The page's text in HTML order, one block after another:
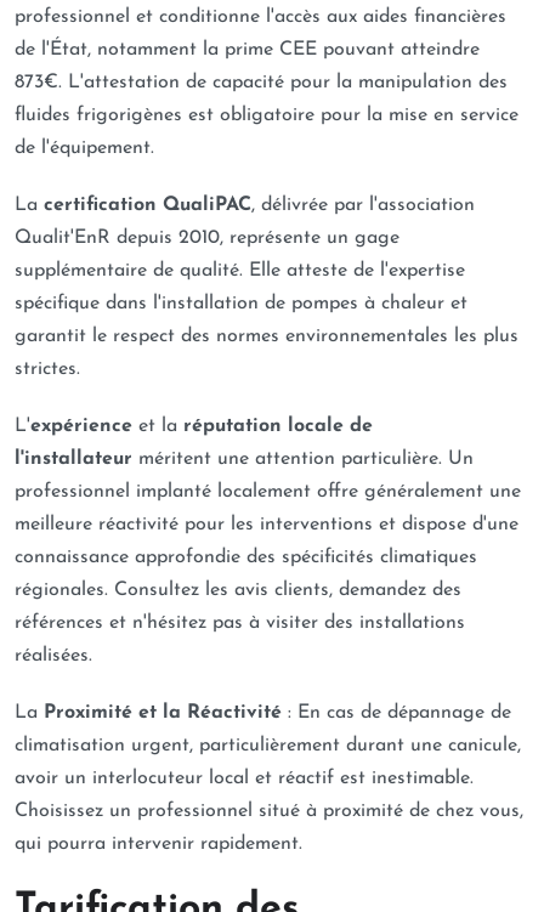
professionnel et conditionne l'accès aux aides financières
de l'État, notamment la prime CEE pouvant atteindre
873€. L'attestation de capacité pour la manipulation des
fluides frigorigènes est obligatoire pour la mise en service
de l'équipement.
La certification QualiPAC, délivrée par l'association
Qualit'EnR depuis 2010, représente un gage
supplémentaire de qualité. Elle atteste de l'expertise
spécifique dans l'installation de pompes à chaleur et
garantit le respect des normes environnementales les plus
strictes.
L'expérience et la réputation locale de
l'installateur méritent une attention particulière. Un
professionnel implanté localement offre généralement une
meilleure réactivité pour les interventions et dispose d'une
connaissance approfondie des spécificités climatiques
régionales. Consultez les avis clients, demandez des
références et n'hésitez pas à visiter des installations
réalisées.
La Proximité et la Réactivité : En cas de dépannage de
climatisation urgent, particulièrement durant une canicule,
avoir un interlocuteur local et réactif est inestimable.
Choisissez un professionnel situé à proximité de chez vous,
qui pourra intervenir rapidement.